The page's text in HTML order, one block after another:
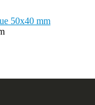
50x40 mm